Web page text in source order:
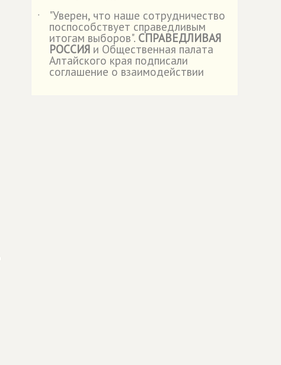
˙
"Уверен, что наше сотрудничество
поспособствует справедливым
итогам выборов". СПРАВЕДЛИВАЯ
РОССИЯ и Общественная палата
Алтайского края подписали
соглашение о взаимодействии